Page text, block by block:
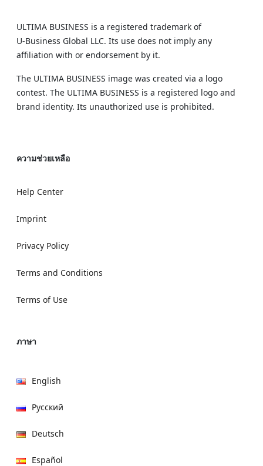
ULTIMA BUSINESS is a registered trademark of
U‑Business Global LLC. Its use does not imply any
affiliation with or endorsement by it.
The ULTIMA BUSINESS image was created via a logo
contest. The ULTIMA BUSINESS is a registered logo and
brand identity. Its unauthorized use is prohibited.
ความช่วยเหลือ
Help Center
Imprint
Privacy Policy
Terms and Conditions
Terms of Use
ภาษา
English
Русский
Deutsch
Español